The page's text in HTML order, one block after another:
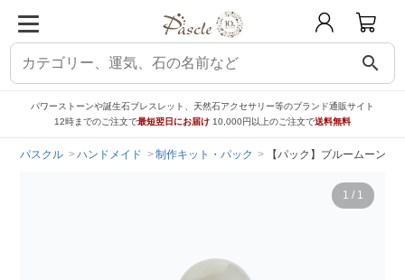
search
パワーストーンや誕生石ブレスレット、天然石アクセサリー等のブランド通販サイト
12時までのご注文で最短翌日にお届け 10,000円以上のご注文で送料無料
パスクル ハンドメイド 制作キット・パック 【パック】ブルームーンス
1 / 1